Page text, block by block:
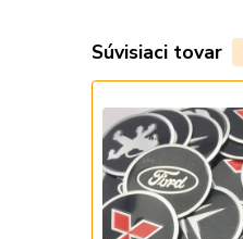
Súvisiaci tovar